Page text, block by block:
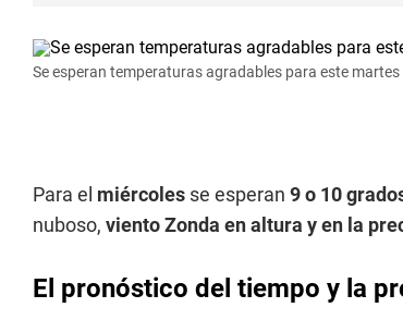
Se esperan temperaturas agradables para este
Para el miércoles se esperan 9 o 10
nuboso, viento Zonda en altura y en la
El pronóstico del tiempo y la